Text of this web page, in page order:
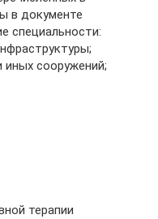
в документе
специальности:
иных сооружений;
терапии